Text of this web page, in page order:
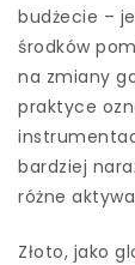
budżecie –
środków
na zmiany
praktyce
bardziej
różne
Złoto, jako